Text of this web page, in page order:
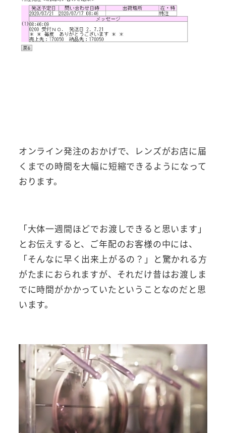
オンライン発注のおかげで、レンズがお店に届
くまでの時間を大幅に短縮できるようになって
おります。
「大体一週間ほどでお渡しできると思います」
とお伝えすると、ご年配のお客様の中には、
「そんなに早く出来上がるの？」と驚かれる方
がたまにおられますが、それだけ昔はお渡しま
でに時間がかかっていたということなのだと思
います。